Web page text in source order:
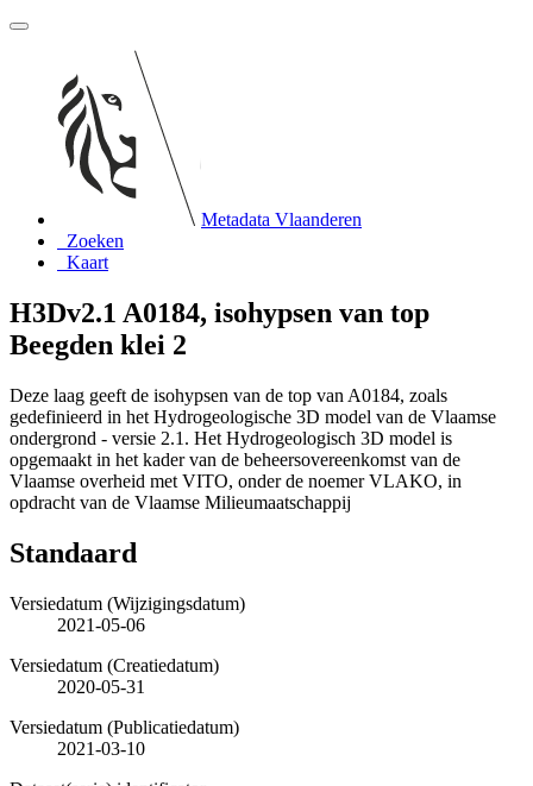
Metadata Vlaanderen
Zoeken
Kaart
H3Dv2.1 A0184, isohypsen van top
Beegden klei 2
Deze laag geeft de isohypsen van de top van A0184, zoals
gedefinieerd in het Hydrogeologische 3D model van de Vlaamse
ondergrond - versie 2.1. Het Hydrogeologisch 3D model is
opgemaakt in het kader van de beheersovereenkomst van de
Vlaamse overheid met VITO, onder de noemer VLAKO, in
opdracht van de Vlaamse Milieumaatschappij
Standaard
Versiedatum (Wijzigingsdatum)
2021-05-06
Versiedatum (Creatiedatum)
2020-05-31
Versiedatum (Publicatiedatum)
2021-03-10